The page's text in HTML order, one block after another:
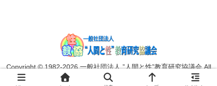
Copyright © 1982-2026 一般社団法人 ”人間と性”教育研究協議会 All
Rights Reserved.